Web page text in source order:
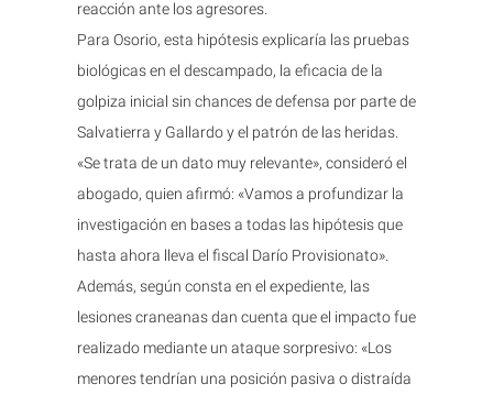
reacción ante los agresores.
Para Osorio, esta hipótesis explicaría las pruebas
biológicas en el descampado, la eficacia de la
golpiza inicial sin chances de defensa por parte de
Salvatierra y Gallardo y el patrón de las heridas.
«Se trata de un dato muy relevante», consideró el
abogado, quien afirmó: «Vamos a profundizar la
investigación en bases a todas las hipótesis que
hasta ahora lleva el fiscal Darío Provisionato».
Además, según consta en el expediente, las
lesiones craneanas dan cuenta que el impacto fue
realizado mediante un ataque sorpresivo: «Los
menores tendrían una posición pasiva o distraída